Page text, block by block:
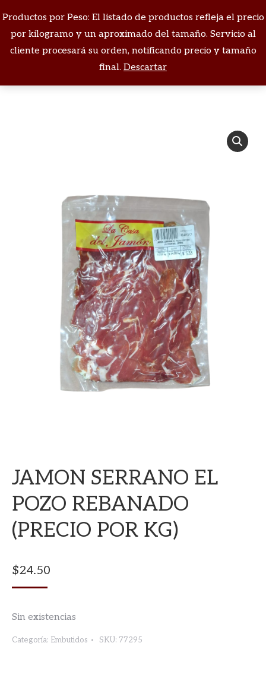
Productos por Peso: El listado de productos refleja el precio
por kilogramo y un aproximado del tamaño. Servicio al
cliente procesará su orden, notificando precio y tamaño
final. Descartar
Buscar:
Estás aquí:
JAMON SERRANO EL
POZO REBANADO
(PRECIO POR KG)
$24.50
Sin existencias
Categoría: Embutidos SKU: 77295